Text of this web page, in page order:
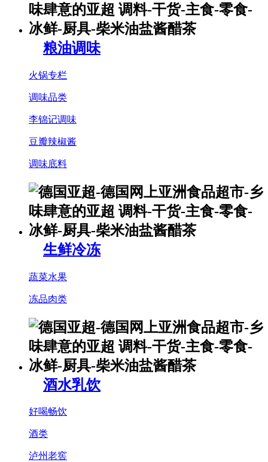
粮油调味
火锅专栏
调味品类
李锦记调味
豆瓣辣椒酱
调味底料
生鲜冷冻
蔬菜水果
冻品肉类
酒水乳饮
好喝畅饮
酒类
泸州老窖